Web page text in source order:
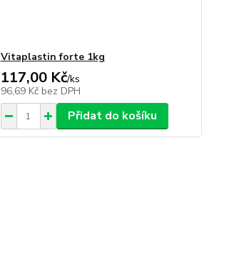
Vitaplastin forte 1kg
117,00 Kč/ks
96,69 Kč bez DPH
Přidat do košíku